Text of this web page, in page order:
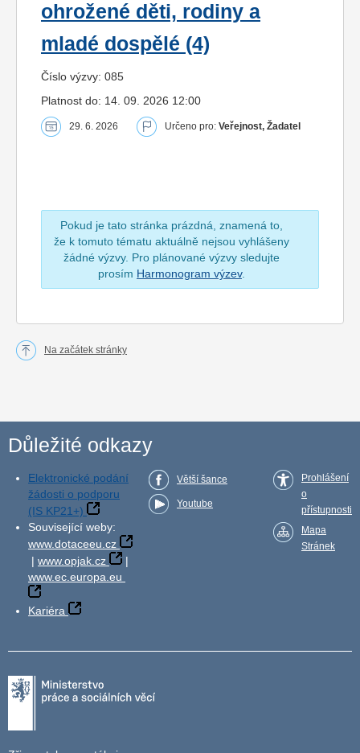
ohrožené děti, rodiny a
mladé dospělé (4)
Číslo výzvy: 085
Platnost do: 14. 09. 2026 12:00
29. 6. 2026 Určeno pro: Veřejnost, Žadatel
Pokud je tato stránka prázdná, znamená to,
že k tomuto tématu aktuálně nejsou vyhlášeny
žádné výzvy. Pro plánované výzvy sledujte
prosím Harmonogram výzev.
Na začátek stránky
Důležité odkazy
Elektronické podání
žádosti o podporu
(IS KP21+)
Související weby:
www.dotaceeu.cz
| www.opjak.cz
|
www.ec.europa.eu
Kariéra
Větší šance
Youtube
Prohlášení
o
přístupnosti
Mapa
Stránek